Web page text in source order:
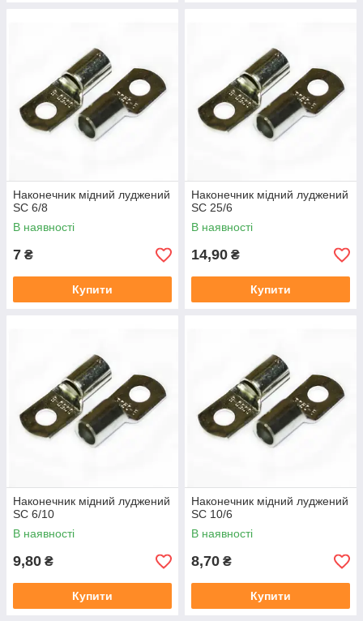
Наконечник мідний луджений
SC 6/8
В наявності
7 ₴
Купити
Наконечник мідний луджений
SC 25/6
В наявності
14,90 ₴
Купити
Наконечник мідний луджений
SC 6/10
В наявності
9,80 ₴
Купити
Наконечник мідний луджений
SC 10/6
В наявності
8,70 ₴
Купити